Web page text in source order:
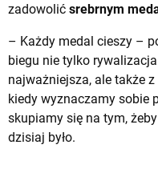
zadowolić srebrnym
– Każdy medal cieszy –
biegu nie tylko
najważniejsza, ale także
kiedy wyznaczamy sobie
skupiamy się na tym,
dzisiaj było.